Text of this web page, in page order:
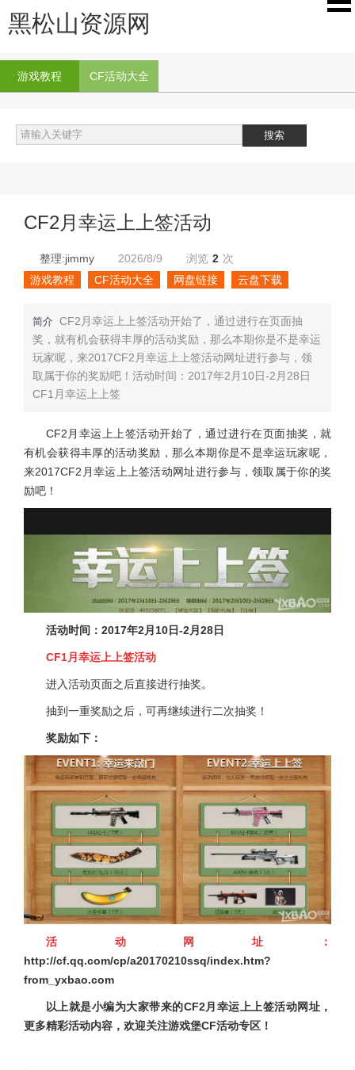
黑松山资源网
游戏教程 CF活动大全
CF2月幸运上上签活动
整理:jimmy 2026/8/9 浏览 2 次
游戏教程
CF活动大全 网盘链接 云盘下载
简介 CF2月幸运上上签活动开始了，通过进行在页面抽
奖，就有机会获得丰厚的活动奖励，那么本期你是不是幸运
玩家呢，来2017CF2月幸运上上签活动网址进行参与，领
取属于你的奖励吧！活动时间：2017年2月10日-2月28日
CF1月幸运上上签
CF2月幸运上上签活动开始了，通过进行在页面抽奖，就
有机会获得丰厚的活动奖励，那么本期你是不是幸运玩家呢，
来2017CF2月幸运上上签活动网址进行参与，领取属于你的奖
励吧！
活动时间：2017年2月10日-2月28日
CF1月幸运上上签活动
进入活动页面之后直接进行抽奖。
抽到一重奖励之后，可再继续进行二次抽奖！
奖励如下：
活动网址：
http://cf.qq.com/cp/a20170210ssq/index.htm?
from_yxbao.com
以上就是小编为大家带来的CF2月幸运上上签活动网址，
更多精彩活动内容，欢迎关注游戏堡CF活动专区！